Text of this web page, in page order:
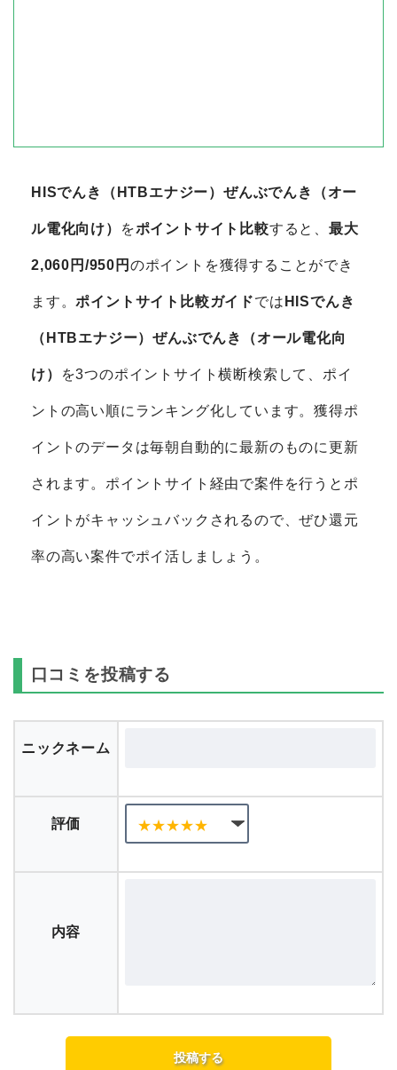
HISでんき（HTBエナジー）ぜんぶでんき（オー
ル電化向け） をポイントサイト比較すると、最大
2,060円/950円 のポイントを獲得することができ
ます。ポイントサイト比較ガイドでは HISでんき
（HTBエナジー）ぜんぶでんき（オール電化向
け） を3つのポイントサイト横断検索して、ポイ
ントの高い順にランキング化しています。獲得ポ
イントのデータは毎朝自動的に最新のものに更新
されます。ポイントサイト経由で案件を行うとポ
イントがキャッシュバックされるので、ぜひ還元
率の高い案件でポイ活しましょう。
口コミを投稿する
ニックネーム
評価
内容